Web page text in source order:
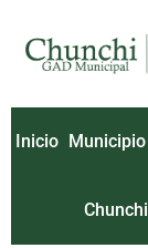
contenido
Inicio Municipio
Chunchi